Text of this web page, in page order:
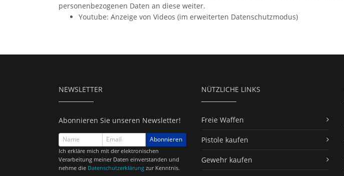
personenbezogenen Daten an diese weiter.
Youtube: Anzeige von Videos (im erweiterten Datenschutzmodus)
NEWSLETTER
Abonnieren Sie unseren Newsletter!
Abonnieren
Ich erkläre mich mit der elektronischen
Verarbeitung meiner Daten einverstanden und
nehme die Datenschutzerklärung zur Kenntnis.
NÜTZLICHE LINKS
Freie Waffen
Pistole kaufen
Gewehr kaufen